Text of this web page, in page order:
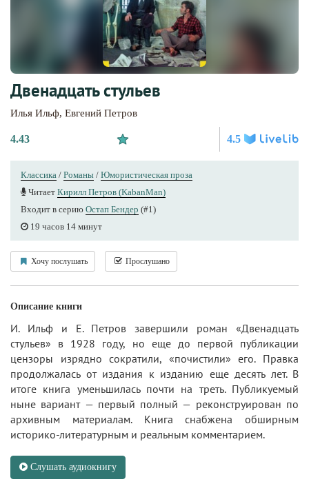
Двенадцать стульев
Илья Ильф, Евгений Петров
4.43 4.5
Классика / Романы / Юмористическая проза
Читает Кирилл Петров (KabanMan)
Входит в серию Остап Бендер (#1)
19 часов 14 минут
Хочу послушать Прослушано
Описание книги
И. Ильф и Е. Петров завершили роман «Двенадцать
стульев» в 1928 году, но еще до первой публикации
цензоры изрядно сократили, «почистили» его. Правка
продолжалась от издания к изданию еще десять лет. В
итоге книга уменьшилась почти на треть. Публикуемый
ныне вариант — первый полный — реконструирован по
архивным материалам. Книга снабжена обширным
историко-литературным и реальным комментарием.
Слушать аудиокнигу